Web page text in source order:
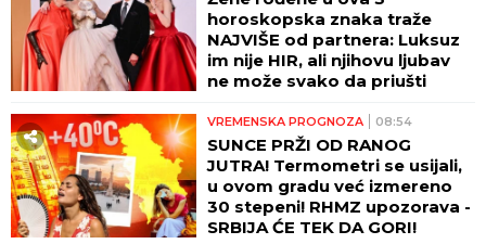
horoskopska znaka traže
NAJVIŠE od partnera: Luksuz
im nije HIR, ali njihovu ljubav
ne može svako da priušti
VREMENSKA PROGNOZA 08:54
SUNCE PRŽI OD RANOG
JUTRA! Termometri se usijali,
u ovom gradu već izmereno
30 stepeni! RHMZ upozorava -
SRBIJA ĆE TEK DA GORI!